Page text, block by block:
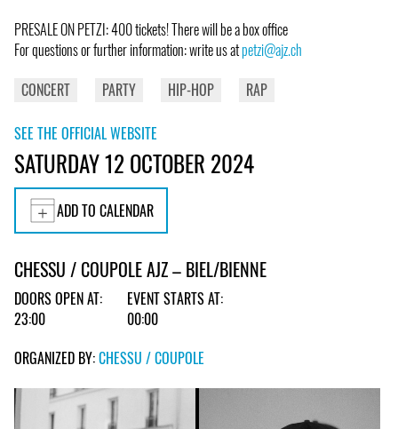
PRESALE ON PETZI: 400 tickets! There will be a box office
For questions or further information: write us atpetzi@ajz.ch
CONCERT
PARTY HIP-HOP RAP
SEE THE OFFICIAL WEBSITE
SATURDAY 12 OCTOBER 2024
ADD TO CALENDAR
CHESSU / COUPOLE AJZ – BIEL/BIENNE
DOORS OPEN AT:
23:00
EVENT STARTS AT:
00:00
ORGANIZED BY:CHESSU / COUPOLE